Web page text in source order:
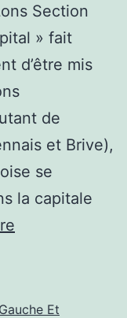
Section
» fait
d’être mis
de
et Brive),
se
la capitale
Élite Et